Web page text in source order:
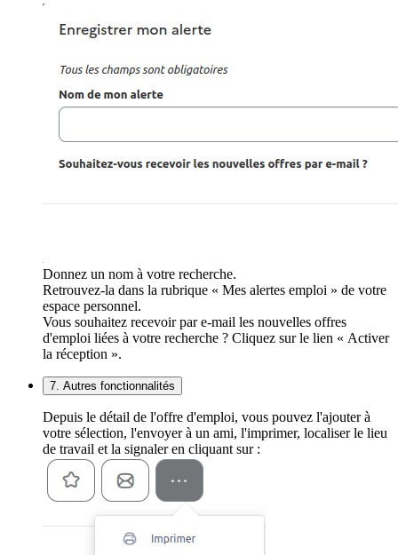
Donnez un nom à votre recherche.
Retrouvez-la dans la rubrique « Mes alertes emploi » de votre
espace personnel.
Vous souhaitez recevoir par e-mail les nouvelles offres
d'emploi liées à votre recherche ? Cliquez sur le lien « Activer
la réception ».
7. Autres fonctionnalités
Depuis le détail de l'offre d'emploi, vous pouvez l'ajouter à
votre sélection, l'envoyer à un ami, l'imprimer, localiser le lieu
de travail et la signaler en cliquant sur :